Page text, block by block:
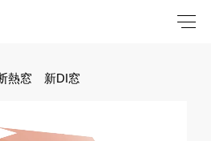
熱窓 新DI窓